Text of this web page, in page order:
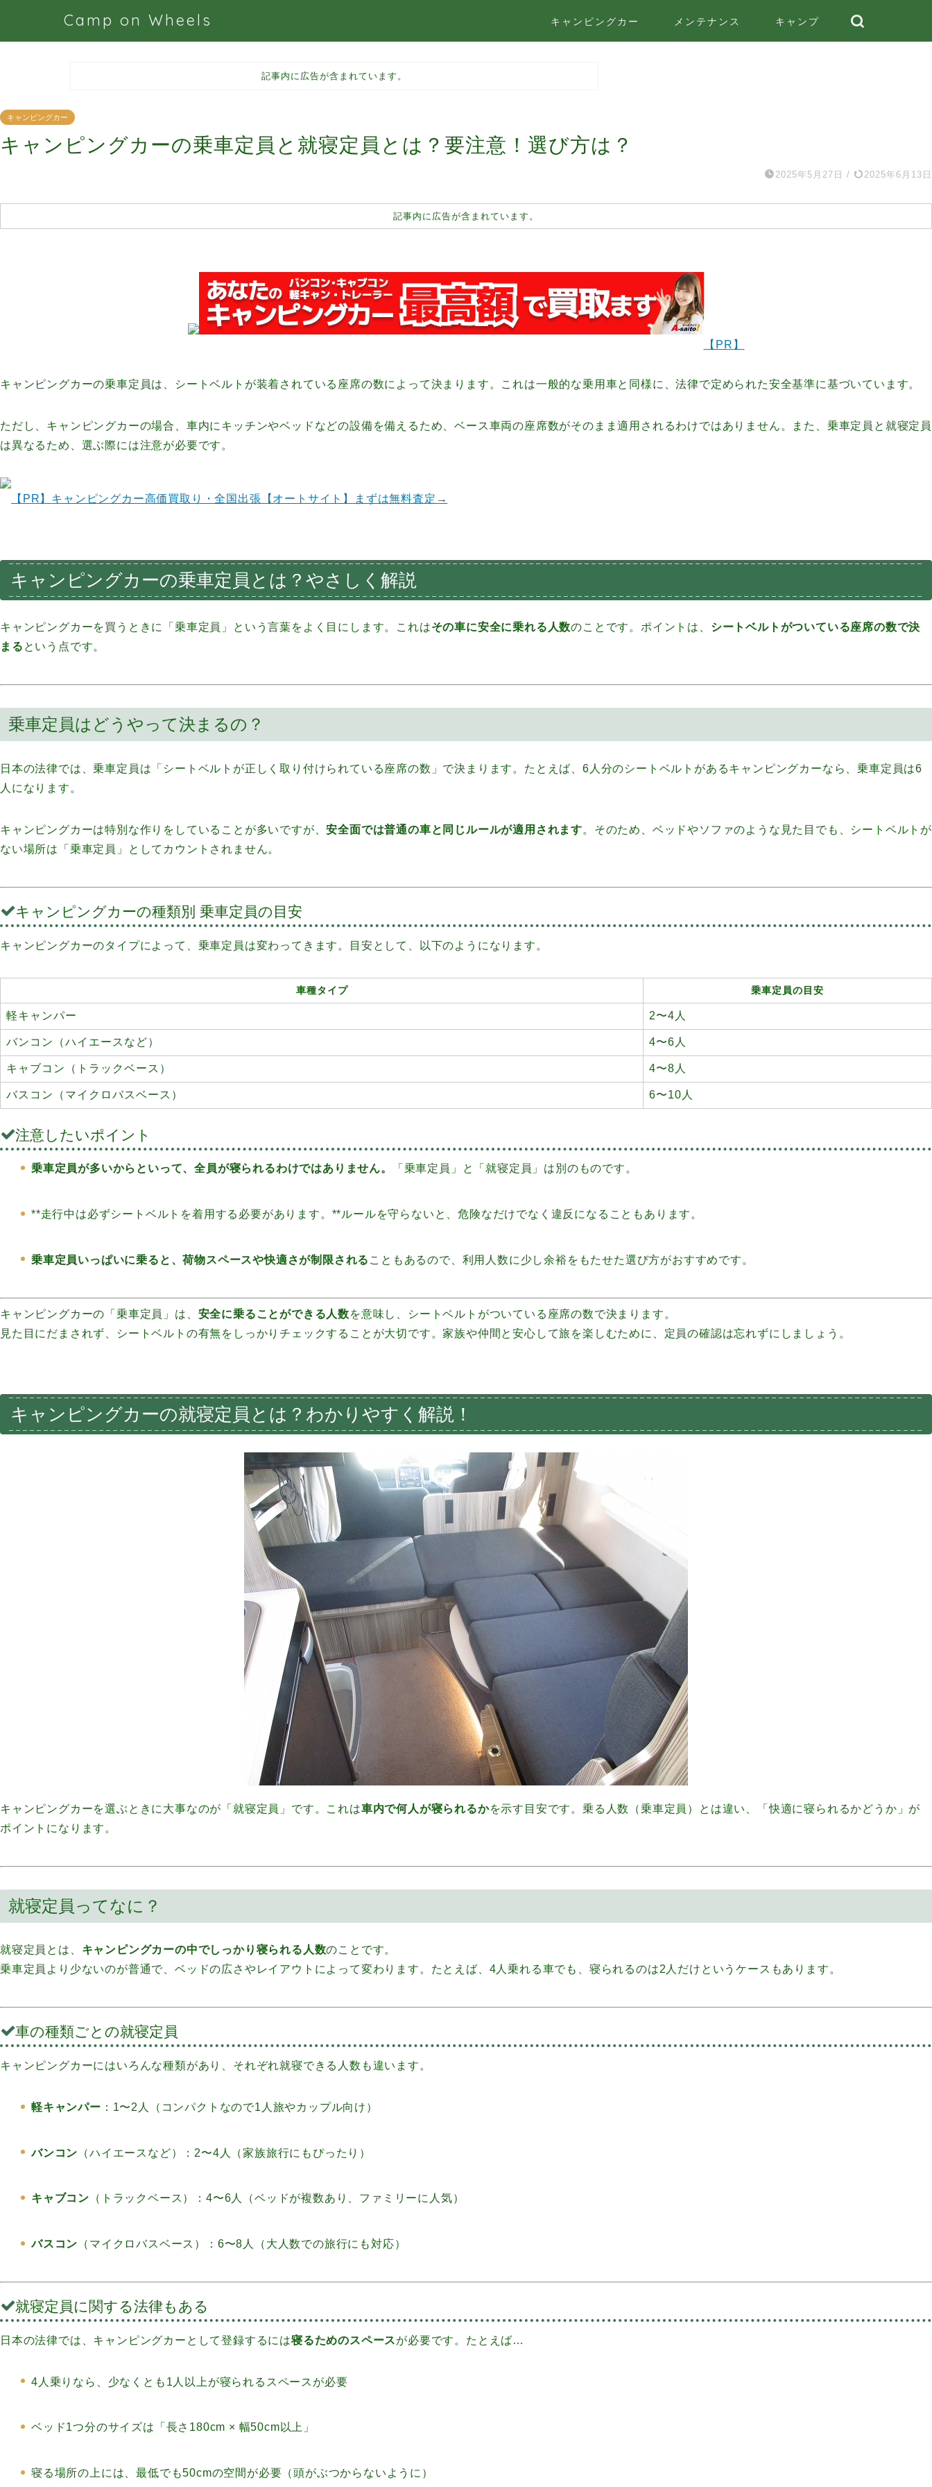
Camp on Wheels キャンピングカー メンテナンス キャンプ
記事内に広告が含まれています。
キャンピングカー
キャンピングカーの乗車定員と就寝定員とは？要注意！選び方は？
2025年5月27日 / 2025年6月13日
記事内に広告が含まれています。
【PR】
キャンピングカーの乗車定員は、シートベルトが装着されている座席の数によって決まります。 これは一般的な乗用車と同様に、法律で定められた安全基準に基づいています。
ただし、キャンピングカーの場合、車内にキッチンやベッドなどの設備を備えるため、ベース車両の座席数がそのまま適用されるわけではありません。
また、乗車定員と就寝定員
は異なるため、選ぶ際には注意が必要です。
【PR】 キャンピングカー高価買取り・全国出張【オートサイト】まずは無料査定→
キャンピングカーの乗車定員とは？やさしく解説
キャンピングカーを買うときに「乗車定員」という言葉をよく目にします。これはその車に安全に乗れる人数のことです。ポイントは、 シートベルトがついている座席の数で決
まる という点です。
乗車定員はどうやって決まるの？
日本の法律では、乗車定員は「シートベルトが正しく取り付けられている座席の数」で決まります。たとえば、6人分のシートベルトがあるキャンピングカーなら、乗車定員は6
人になります。
キャンピングカーは特別な作りをしていることが多いですが、安全面では普通の車と同じルールが適用されます。そのため、ベッドやソファのような見た目でも、シートベルトが
ない場所は「乗車定員」としてカウントされません。
キャンピングカーの種類別 乗車定員の目安
キャンピングカーのタイプによって、乗車定員は変わってきます。目安として、以下のようになります。
車種タイプ 乗車定員の目安
軽キャンパー 2〜4人
バンコン（ハイエースなど） 4〜6人
キャブコン（トラックベース） 4〜8人
バスコン（マイクロバスベース） 6〜10人
注意したいポイント
乗車定員が多いからといって、全員が寝られるわけではありません。 「乗車定員」と「就寝定員」は別のものです。
**走行中は必ずシートベルトを着用する必要があります。**ルールを守らないと、危険なだけでなく違反になることもあります。
乗車定員いっぱいに乗ると、荷物スペースや快適さが制限される こともあるので、利用人数に少し余裕をもたせた選び方がおすすめです。
キャンピングカーの「乗車定員」は、 安全に乗ることができる人数を意味し、シートベルトがついている座席の数で決まります。
見た目にだまされず、シートベルトの有無をしっかりチェックすることが大切です。家族や仲間と安心して旅を楽しむために、定員の確認は忘れずにしましょう。
キャンピングカーの就寝定員とは？わかりやすく解説！
キャンピングカーを選ぶときに大事なのが「就寝定員」です。これは車内で何人が寝られるかを示す目安です。乗る人数（乗車定員）とは違い、「快適に寝られるかどうか」が
ポイントになります。
就寝定員ってなに？
就寝定員とは、 キャンピングカーの中でしっかり寝られる人数のことです。
乗車定員より少ないのが普通で、ベッドの広さやレイアウトによって変わります。たとえば、4人乗れる車でも、寝られるのは2人だけというケースもあります。
車の種類ごとの就寝定員
キャンピングカーにはいろんな種類があり、それぞれ就寝できる人数も違います。
軽キャンパー ：1〜2人（コンパクトなので1人旅やカップル向け）
バンコン （ハイエースなど）：2〜4人（家族旅行にもぴったり）
キャブコン （トラックベース）：4〜6人（ベッドが複数あり、ファミリーに人気）
バスコン （マイクロバスベース）：6〜8人（大人数での旅行にも対応）
就寝定員に関する法律もある
日本の法律では、キャンピングカーとして登録するには寝るためのスペースが必要です。たとえば…
4人乗りなら、少なくとも1人以上が寝られるスペースが必要
ベッド1つ分のサイズは「長さ180cm × 幅50cm以上」
寝る場所の上には、最低でも50cmの空間が必要（頭がぶつからないように）